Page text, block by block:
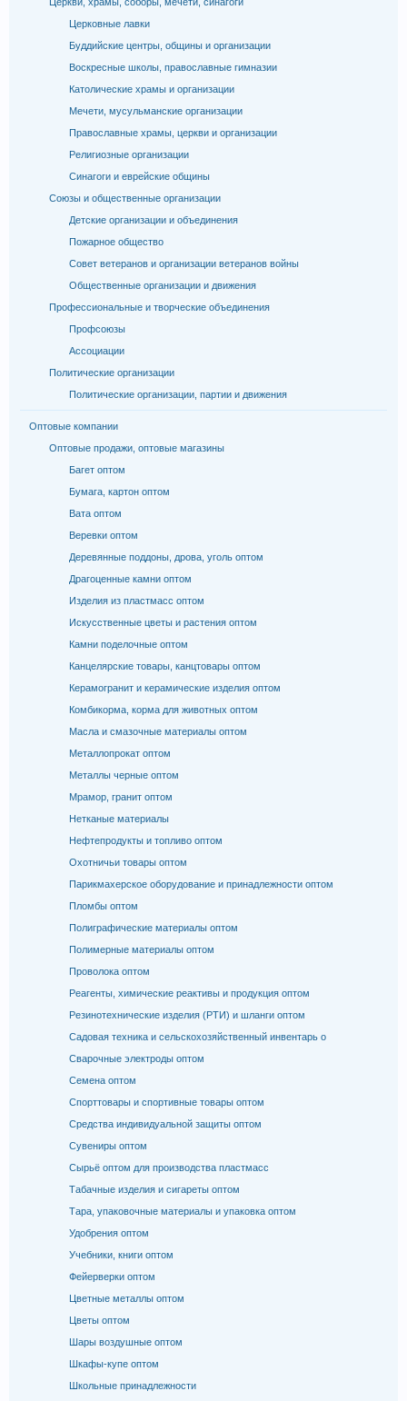
Церковные лавки
Буддийские центры, общины и организации
Воскресные школы, православные гимназии
Католические храмы и организации
Мечети, мусульманские организации
Православные храмы, церкви и организации
Религиозные организации
Синагоги и еврейские общины
Союзы и общественные организации
Детские организации и объединения
Пожарное общество
Совет ветеранов и организации ветеранов войны
Общественные организации и движения
Профессиональные и творческие объединения
Профсоюзы
Ассоциации
Политические организации
Политические организации, партии и движения
Оптовые компании
Оптовые продажи, оптовые магазины
Багет оптом
Бумага, картон оптом
Вата оптом
Веревки оптом
Деревянные поддоны, дрова, уголь оптом
Драгоценные камни оптом
Изделия из пластмасс оптом
Искусственные цветы и растения оптом
Камни поделочные оптом
Канцелярские товары, канцтовары оптом
Керамогранит и керамические изделия оптом
Комбикорма, корма для животных оптом
Масла и смазочные материалы оптом
Металлопрокат оптом
Металлы черные оптом
Мрамор, гранит оптом
Нетканые материалы
Нефтепродукты и топливо оптом
Охотничьи товары оптом
Парикмахерское оборудование и принадлежности оптом
Пломбы оптом
Полиграфические материалы оптом
Полимерные материалы оптом
Проволока оптом
Реагенты, химические реактивы и продукция оптом
Резинотехнические изделия (РТИ) и шланги оптом
Садовая техника и сельскохозяйственный инвентарь о
Сварочные электроды оптом
Семена оптом
Спорттовары и спортивные товары оптом
Средства индивидуальной защиты оптом
Сувениры оптом
Сырьё оптом для производства пластмасс
Табачные изделия и сигареты оптом
Тара, упаковочные материалы и упаковка оптом
Удобрения оптом
Учебники, книги оптом
Фейерверки оптом
Цветные металлы оптом
Цветы оптом
Шары воздушные оптом
Шкафы-купе оптом
Школьные принадлежности